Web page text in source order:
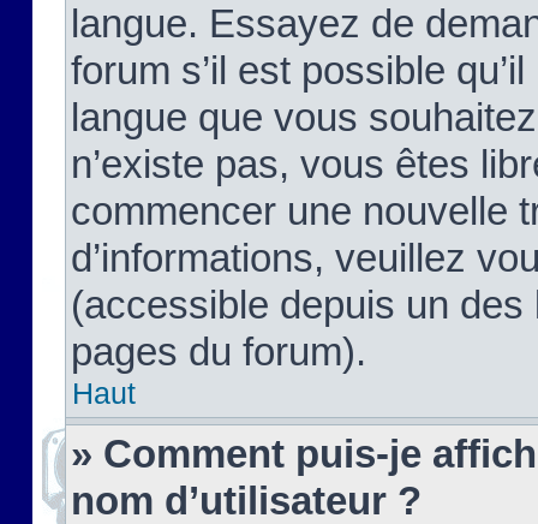
langue. Essayez de
forum s’il est possible
langue que vous
n’existe pas, vous êtes
commencer une nouvelle
d’informations, veuillez
(accessible depuis un
pages du forum).
Haut
» Comment puis-je
nom d’utilisateur ?